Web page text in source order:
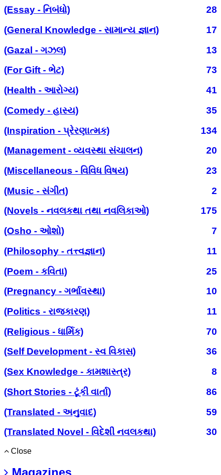
(Essay - નિબંધો)
28
(General Knowledge - સામાન્ય જ્ઞાન)
17
(Gazal - ગઝલ)
13
(For Gift - ભેટ)
73
(Health - આરોગ્ય)
41
(Comedy - હાસ્ય)
35
(Inspiration - પ્રેરણાત્મક)
134
(Management - વ્યવસ્થા સંચાલન)
20
(Miscellaneous - વિવિધ વિષય)
23
(Music - સંગીત)
2
(Novels - નવલકથા તથા નવલિકાઓ)
175
(Osho - ઓશો)
7
(Philosophy - તત્ત્વજ્ઞાન)
11
(Poem - કવિતા)
25
(Pregnancy - ગર્ભાવસ્થા)
10
(Politics - રાજકારણ)
11
(Religious - ધાર્મિક)
70
(Self Development - સ્વ વિકાસ)
36
(Sex Knowledge - કામશાસ્ત્ર)
8
(Short Stories - ટૂંકી વાર્તા)
86
(Translated - અનુવાદ)
59
(Translated Novel - વિદેશી નવલકથા)
30
Close
Magazines